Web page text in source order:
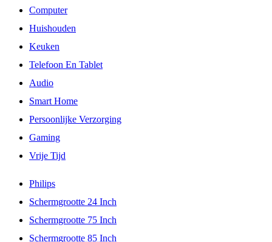
Computer
Huishouden
Keuken
Telefoon En Tablet
Audio
Smart Home
Persoonlijke Verzorging
Gaming
Vrije Tijd
Philips
Schermgrootte 24 Inch
Schermgrootte 75 Inch
Schermgrootte 85 Inch